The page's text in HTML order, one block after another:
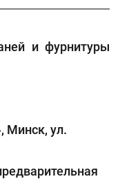
и фурнитуры
Минск, ул.